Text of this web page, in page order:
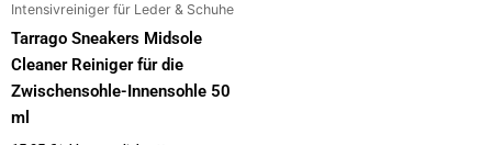
Intensivreiniger für Leder & Schuhe
Tarrago Sneakers Midsole
Cleaner Reiniger für die
Zwischensohle-Innensohle 50
ml